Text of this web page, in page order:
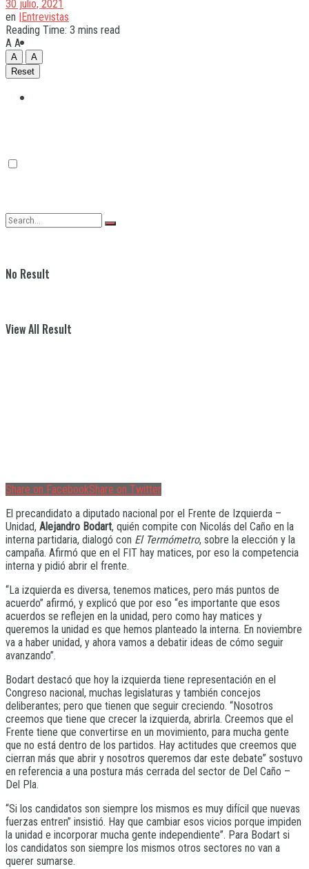
No Result
View All Result
30 julio, 2021
en |Entrevistas
Reading Time: 3 mins read
A A
A
A
Reset
Share on FacebookShare on Twitter
El precandidato a diputado nacional por el Frente de Izquierda –
Unidad, Alejandro Bodart, quién compite con Nicolás del Caño en la
interna partidaria, dialogó con El Termómetro, sobre la elección y la
campaña. Afirmó que en el FIT hay matices, por eso la competencia
interna y pidió abrir el frente.
“La izquierda es diversa, tenemos matices, pero más puntos de
acuerdo” afirmó, y explicó que por eso “es importante que esos
acuerdos se reflejen en la unidad, pero como hay matices y
queremos la unidad es que hemos planteado la interna. En noviembre
va a haber unidad, y ahora vamos a debatir ideas de cómo seguir
avanzando”.
Bodart destacó que hoy la izquierda tiene representación en el
Congreso nacional, muchas legislaturas y también concejos
deliberantes; pero que tienen que seguir creciendo. “Nosotros
creemos que tiene que crecer la izquierda, abrirla. Creemos que el
Frente tiene que convertirse en un movimiento, para mucha gente
que no está dentro de los partidos. Hay actitudes que creemos que
cierran más que abrir y nosotros queremos dar este debate” sostuvo
en referencia a una postura más cerrada del sector de Del Caño –
Del Pla.
“Si los candidatos son siempre los mismos es muy difícil que nuevas
fuerzas entren” insistió. Hay que cambiar esos vicios porque impiden
la unidad e incorporar mucha gente independiente”. Para Bodart si
los candidatos son siempre los mismos otros sectores no van a
querer sumarse.